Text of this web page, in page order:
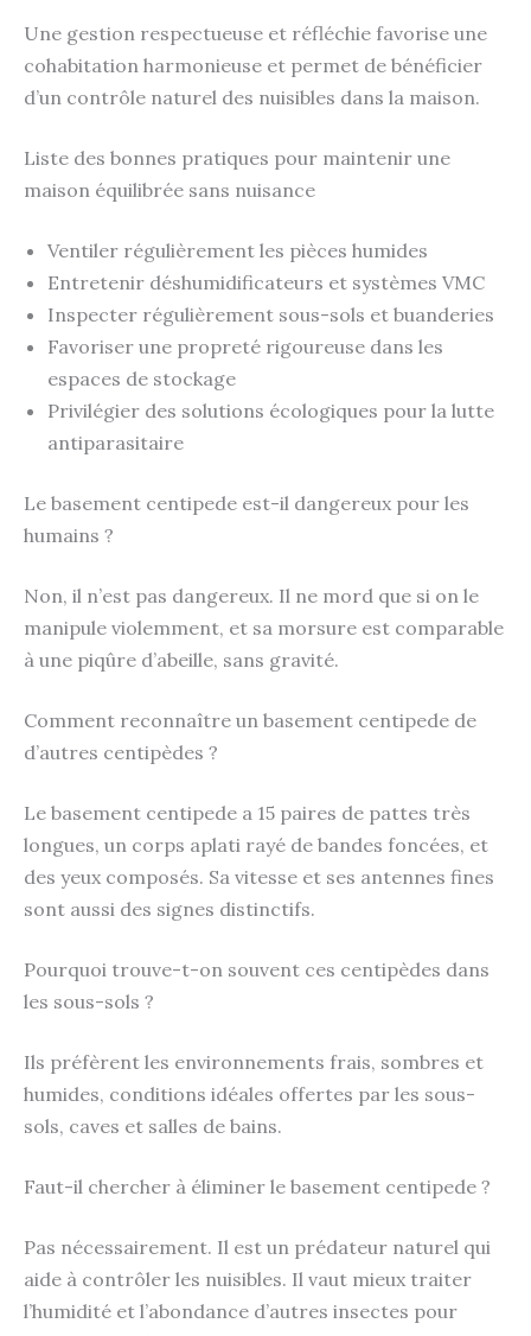
Une gestion respectueuse et réfléchie favorise une
cohabitation harmonieuse et permet de bénéficier
d’un contrôle naturel des nuisibles dans la maison.
Liste des bonnes pratiques pour maintenir une
maison équilibrée sans nuisance
Ventiler régulièrement les pièces humides
Entretenir déshumidificateurs et systèmes VMC
Inspecter régulièrement sous-sols et buanderies
Favoriser une propreté rigoureuse dans les
espaces de stockage
Privilégier des solutions écologiques pour la lutte
antiparasitaire
Le basement centipede est-il dangereux pour les
humains ?
Non, il n’est pas dangereux. Il ne mord que si on le
manipule violemment, et sa morsure est comparable
à une piqûre d’abeille, sans gravité.
Comment reconnaître un basement centipede de
d’autres centipèdes ?
Le basement centipede a 15 paires de pattes très
longues, un corps aplati rayé de bandes foncées, et
des yeux composés. Sa vitesse et ses antennes fines
sont aussi des signes distinctifs.
Pourquoi trouve-t-on souvent ces centipèdes dans
les sous-sols ?
Ils préfèrent les environnements frais, sombres et
humides, conditions idéales offertes par les sous-
sols, caves et salles de bains.
Faut-il chercher à éliminer le basement centipede ?
Pas nécessairement. Il est un prédateur naturel qui
aide à contrôler les nuisibles. Il vaut mieux traiter
l’humidité et l’abondance d’autres insectes pour